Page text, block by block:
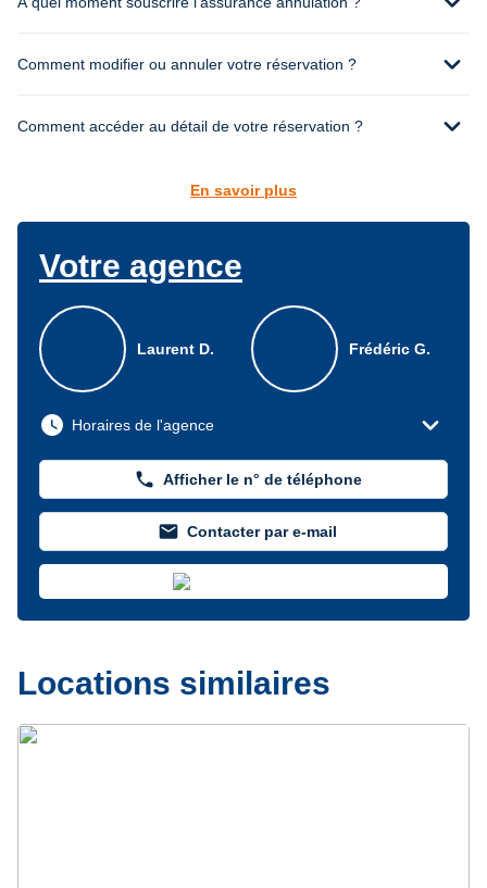
Comment modifier ou annuler votre réservation ? expand_more
Comment accéder au détail de votre réservation ? expand_more
En savoir plus
Votre agence
Laurent D. Frédéric G.
watch_later Horaires de l'agence expand_more
phone Afficher le n° de téléphone
mail Contacter par e-mail
Locations similaires
Précédent
Suivant